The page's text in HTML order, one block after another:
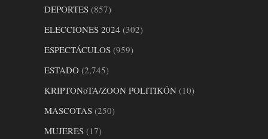
DEPORTES(857)
ELECCIONES 2024 (302)
ESPECTÁCULOS(959)
ESTADO(2,745)
KRIPTONoTA/ZOON POLITIKÓN(10)
MASCOTAS(250)
MUJERES(17)